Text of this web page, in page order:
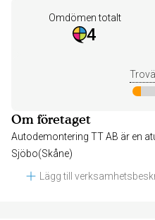
Omdömen totalt
4
Om företaget
Autodemontering TT AB är en
Sjöbo(Skåne)
Lägg till